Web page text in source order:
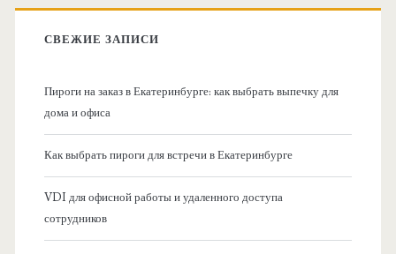
:
СВЕЖИЕ ЗАПИСИ
Пироги на заказ в Екатеринбурге: как выбрать выпечку для
дома и офиса
Как выбрать пироги для встречи в Екатеринбурге
VDI для офисной работы и удаленного доступа
сотрудников